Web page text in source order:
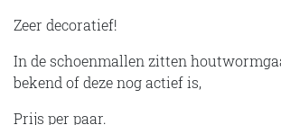
Zeer decoratief!
In de schoenmallen zitten
bekend of deze nog actief is,
Prijs per paar.